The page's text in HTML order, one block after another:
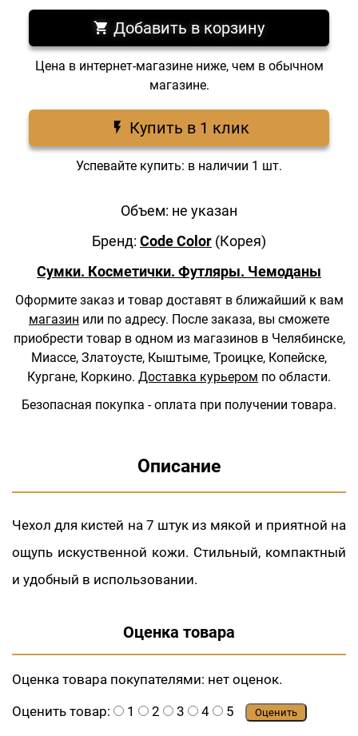
Добавить в корзину
Цена в интернет-магазине ниже, чем в обычном
магазине.
Купить в 1 клик
Успевайте купить: в наличии 1 шт.
Объем: не указан
Бренд: Code Color (Корея)
Сумки. Косметички. Футляры. Чемоданы
Оформите заказ и товар доставят в ближайший к вам
магазин или по адресу. После заказа, вы сможете
приобрести товар в одном из магазинов в Челябинске,
Миассе, Златоусте, Кыштыме, Троицке, Копейске,
Кургане, Коркино. Доставка курьером по области.
Безопасная покупка - оплата при получении товара.
Описание
Чехол для кистей на 7 штук из мякой и приятной на
ощупь искуственной кожи. Стильный, компактный
и удобный в использовании.
Оценка товара
Оценка товара покупателями: нет оценок.
Оценить товар:
1 2 3 4 5 Оценить